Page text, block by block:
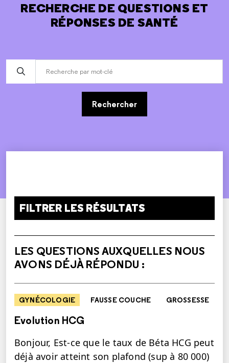
RECHERCHE DE QUESTIONS ET
RÉPONSES DE SANTÉ
Rechercher
FILTRER LES RÉSULTATS
LES QUESTIONS AUXQUELLES NOUS
AVONS DÉJÀ RÉPONDU :
GYNÉCOLOGIE FAUSSE COUCHE GROSSESSE
Evolution HCG
Bonjour, Est-ce que le taux de Béta HCG peut
déjà avoir atteint son plafond (sup à 80 000)